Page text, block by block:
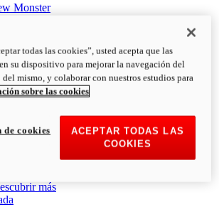
Monster
Recomendado desde: 13.190€
i
Descubrir más
Monster +
+
Monster 100
más
todas las cookies”, usted acepta que las
su dispositivo para mejorar la navegación del
mismo, y colaborar con nuestros estudios para
sobre las cookies
ACEPTAR TODAS LAS
COOKIES
cookies